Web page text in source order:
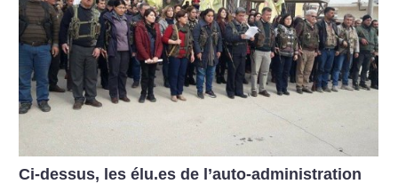
Ci-dessus, les élu.es de l’auto-administration